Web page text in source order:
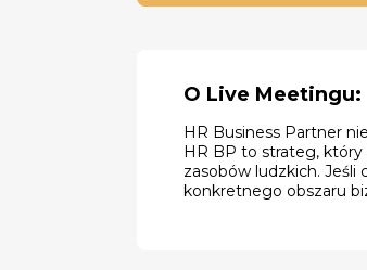
O Live Meetingu:
HR Business Partner
HR BP to strateg,
zasobów ludzkich. Jeśli
konkretnego obszaru